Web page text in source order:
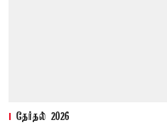
தேர்தல் 2026